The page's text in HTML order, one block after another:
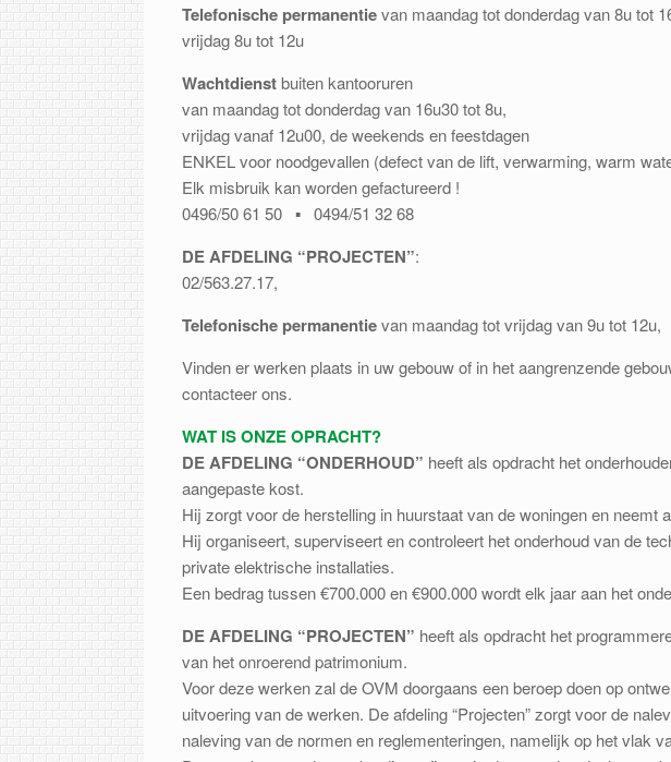
Telefonische permanentievan maandag tot donderdag van 8u tot
vrijdag 8u tot 12u
Wachtdienstbuiten kantooruren
van maandag tot donderdag van 16u30 tot 8u,
vrijdag vanaf 12u00, de weekends en feestdagen
ENKEL voor noodgevallen (defect van de lift, verwarming, warm
Elk misbruik kan worden gefactureerd !
0496/50 61 50 ▪ 0494/51 32 68
DE AFDELING “PROJECTEN”:
02/563.27.17,
Telefonische permanentievan maandag tot vrijdag van 9u tot 12u,
Vinden er werken plaats in uw gebouw of in het aangrenzende
contacteer ons.
WAT IS ONZE OPRACHT?
DE AFDELING “ONDERHOUD” heeft als opdracht het
aangepaste kost.
Hij zorgt voor de herstelling in huurstaat van de woningen en
Hij organiseert, superviseert en controleert het onderhoud van de
private elektrische installaties.
Een bedrag tussen €700.000 en €900.000 wordt elk jaar aan het
DE AFDELING “PROJECTEN” heeft als opdracht het
van het onroerend patrimonium.
Voor deze werken zal de OVM doorgaans een beroep doen op
uitvoering van de werken. De afdeling “Projecten” zorgt voor de
naleving van de normen en reglementeringen, namelijk op het vlak